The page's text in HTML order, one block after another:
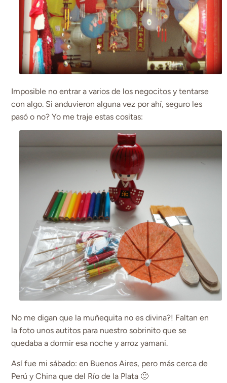
Imposible no entrar a varios de los negocitos y tentarse
con algo. Si anduvieron alguna vez por ahí, seguro les
pasó o no? Yo me traje estas cositas:
No me digan que la muñequita no es divina?! Faltan en
la foto unos autitos para nuestro sobrinito que se
quedaba a dormir esa noche y arroz yamani.
Así fue mi sábado: en Buenos Aires, pero más cerca de
Perú y China que del Río de la Plata 🙂